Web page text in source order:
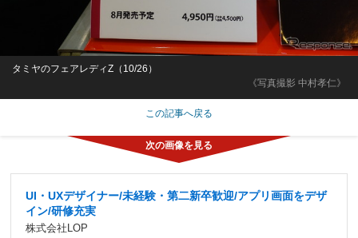
《写真撮影 中村孝仁》
タミヤのフェアレディZ（10/26）
この記事へ戻る
UI・UXデザイナー/未経験・第二新卒歓迎/アプリ画面をデザ
イン/研修充実
株式会社LOP